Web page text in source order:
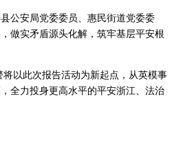
公安局党委委员、惠民街道党委委
做实矛盾源头化解，筑牢基层平安根
以此次报告活动为新起点，从英模事
全力投身更高水平的平安浙江、法治